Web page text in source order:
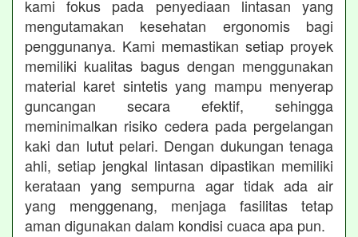
kami fokus pada penyediaan lintasan yang
mengutamakan kesehatan ergonomis bagi
penggunanya. Kami memastikan setiap proyek
memiliki kualitas bagus dengan menggunakan
material karet sintetis yang mampu menyerap
guncangan secara efektif, sehingga
meminimalkan risiko cedera pada pergelangan
kaki dan lutut pelari. Dengan dukungan tenaga
ahli, setiap jengkal lintasan dipastikan memiliki
kerataan yang sempurna agar tidak ada air
yang menggenang, menjaga fasilitas tetap
aman digunakan dalam kondisi cuaca apa pun.